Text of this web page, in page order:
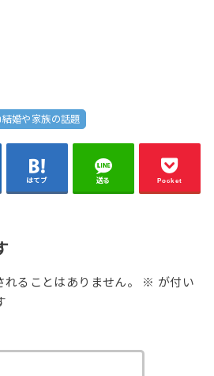
結婚や家族の話題
はてブ 送る Pocket
ることはありません。 ※ が付い